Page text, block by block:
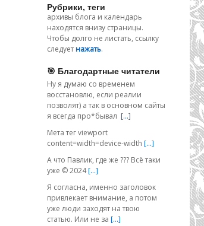
Рубрики, теги
архивы блога и календарь
находятся внизу страницы.
Чтобы долго не листать, ссылку
следуетнажать.
🎯 Благодартные читатели
Ну я думаю со временем
восстановлю, если реалии
позволят) а так в основном сайты
я всегда про*бывал […]
Мета тег viewport
content=width=device-width […]
А что Павлик, где же ??? Всё таки
уже © 2024[…]
Я согласна, именно заголовок
привлекает внимание, а потом
уже люди заходят на твою
статью. Или не за […]